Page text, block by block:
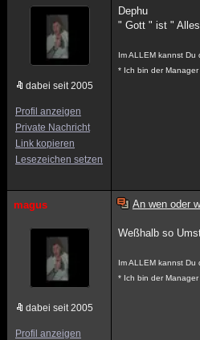
dabei seit 2005
Profil anzeigen
Private Nachricht
Link kopieren
Lesezeichen setzen
Dephu
" Gott " ist "
Im ALLEM kannst Du
* Ich bin der
magus
dabei seit 2005
Profil anzeigen
An wen oder
Weßhalb so
Im ALLEM kannst Du
* Ich bin der